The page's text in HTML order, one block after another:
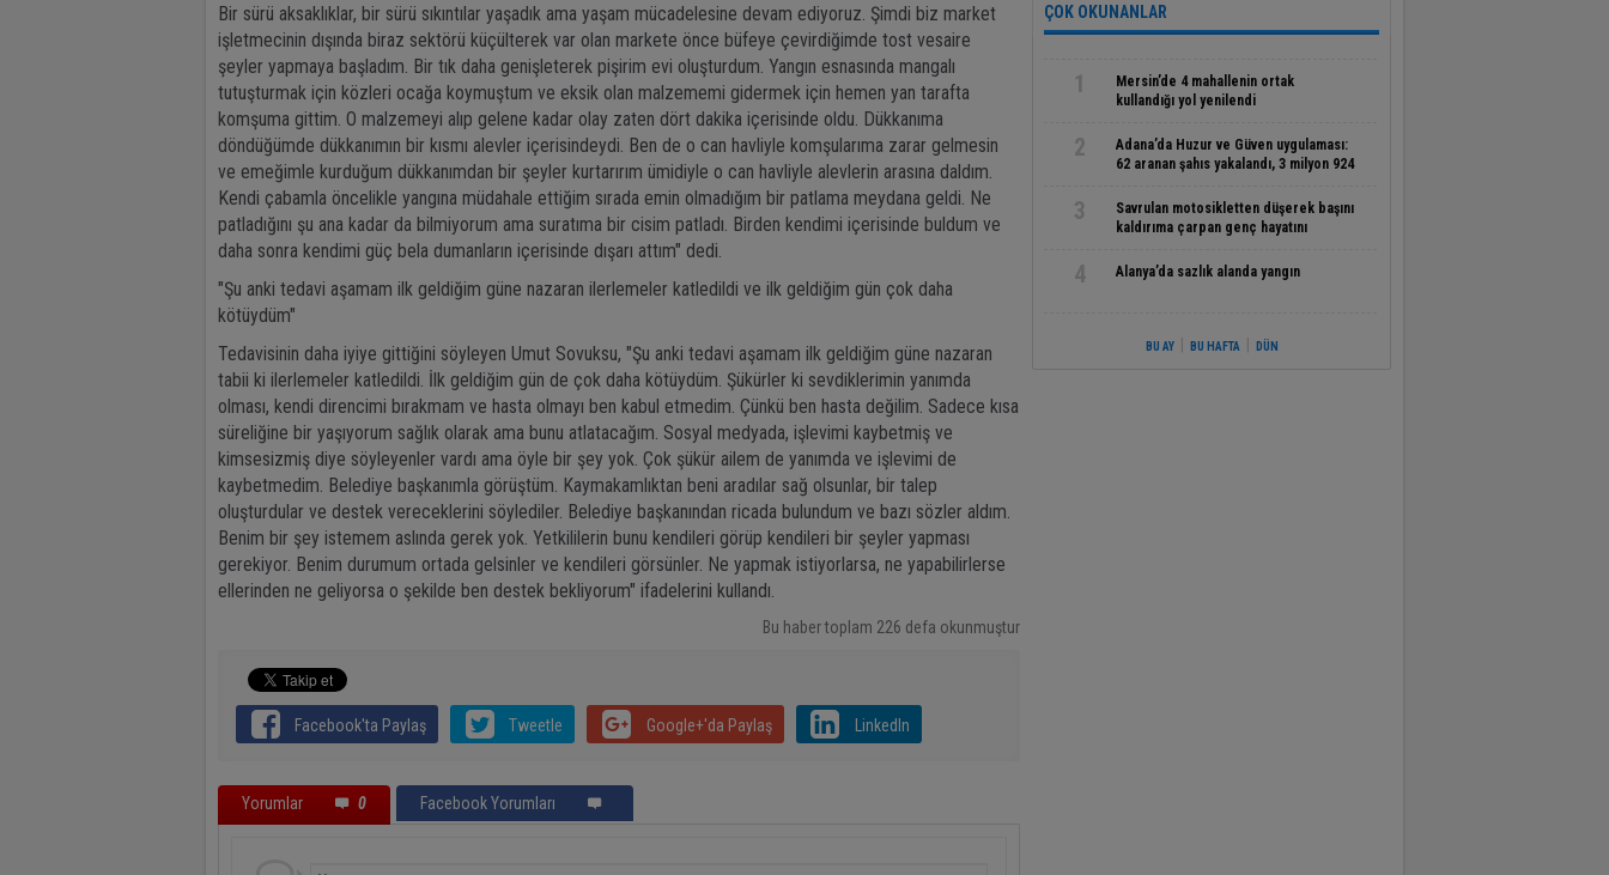
Bir sürü aksaklıklar, bir sürü sıkıntılar yaşadık ama yaşam mücadelesine devam ediyoruz. Şimdi biz market
işletmecinin dışında biraz sektörü küçülterek var olan markete önce büfeye çevirdiğimde tost vesaire
şeyler yapmaya başladım. Bir tık daha genişleterek pişirim evi oluşturdum. Yangın esnasında mangalı
tutuşturmak için közleri ocağa koymuştum ve eksik olan malzememi gidermek için hemen yan tarafta
komşuma gittim. O malzemeyi alıp gelene kadar olay zaten dört dakika içerisinde oldu. Dükkanıma
döndüğümde dükkanımın bir kısmı alevler içerisindeydi. Ben de o can havliyle komşularıma zarar gelmesin
ve emeğimle kurduğum dükkanımdan bir şeyler kurtarırım ümidiyle o can havliyle alevlerin arasına daldım.
Kendi çabamla öncelikle yangına müdahale ettiğim sırada emin olmadığım bir patlama meydana geldi. Ne
patladığını şu ana kadar da bilmiyorum ama suratıma bir cisim patladı. Birden kendimi içerisinde buldum ve
daha sonra kendimi güç bela dumanların içerisinde dışarı attım" dedi.
"Şu anki tedavi aşamam ilk geldiğim güne nazaran ilerlemeler katledildi ve ilk geldiğim gün çok daha
kötüydüm"
Tedavisinin daha iyiye gittiğini söyleyen Umut Sovuksu, "Şu anki tedavi aşamam ilk geldiğim güne nazaran
tabii ki ilerlemeler katledildi. İlk geldiğim gün de çok daha kötüydüm. Şükürler ki sevdiklerimin yanımda
olması, kendi direncimi bırakmam ve hasta olmayı ben kabul etmedim. Çünkü ben hasta değilim. Sadece kısa
süreliğine bir yaşıyorum sağlık olarak ama bunu atlatacağım. Sosyal medyada, işlevimi kaybetmiş ve
kimsesizmiş diye söyleyenler vardı ama öyle bir şey yok. Çok şükür ailem de yanımda ve işlevimi de
kaybetmedim. Belediye başkanımla görüştüm. Kaymakamlıktan beni aradılar sağ olsunlar, bir talep
oluşturdular ve destek vereceklerini söylediler. Belediye başkanından ricada bulundum ve bazı sözler aldım.
Benim bir şey istemem aslında gerek yok. Yetkililerin bunu kendileri görüp kendileri bir şeyler yapması
gerekiyor. Benim durumum ortada gelsinler ve kendileri görsünler. Ne yapmak istiyorlarsa, ne yapabilirlerse
ellerinden ne geliyorsa o şekilde ben destek bekliyorum" ifadelerini kullandı.
Bu haber toplam 226 defa okunmuştur
Facebook'ta Paylaş Tweetle Google+'da Paylaş LinkedIn
Yorumlar 0 Facebook Yorumları
ÇOK OKUNANLAR
1
Mersin’de 4 mahallenin ortak
kullandığı yol yenilendi
2
Adana’da Huzur ve Güven uygulaması:
62 aranan şahıs yakalandı, 3 milyon 924
3
Savrulan motosikletten düşerek başını
kaldırıma çarpan genç hayatını
4 Alanya’da sazlık alanda yangın
BU AY BU HAFTA DÜN